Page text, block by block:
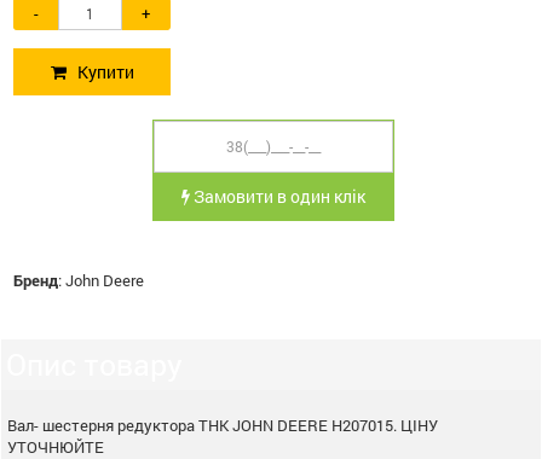
- +
Купити
Замовити в один клік
Бренд:John Deere
Вал- шестерня редуктора ТНК JOHN DEERE H207015. ЦІНУ
УТОЧНЮЙТЕ